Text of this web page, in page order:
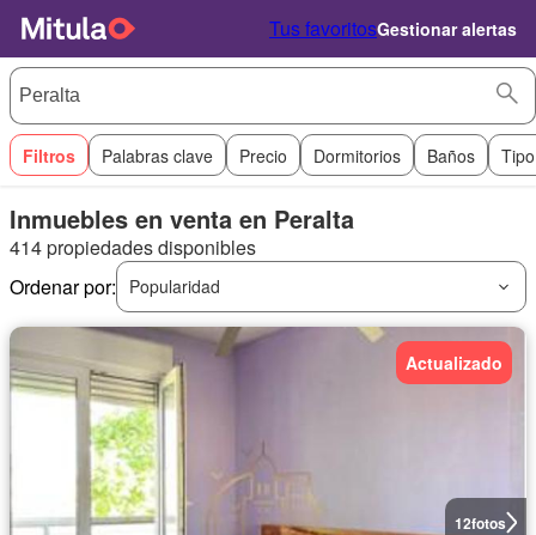
Tus favoritosGestionar alertas
Filtros Palabras clave Precio Dormitorios Baños
Inmuebles en venta en Peralta
414 propiedades disponibles
Ordenar por:
Popularidad
12fotos
Actualizado